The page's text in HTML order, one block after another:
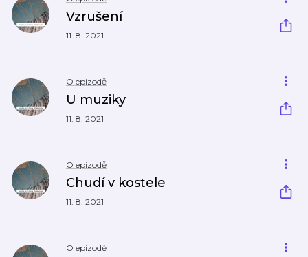
Vzrušení
11. 8. 2021
O epizodě
U muziky
11. 8. 2021
O epizodě
Chudí v kostele
11. 8. 2021
O epizodě